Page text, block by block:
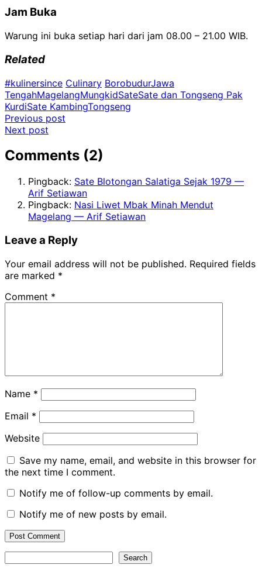
Jam Buka
Warung ini buka setiap hari dari jam 08.00 – 21.00 WIB.
Related
#kulinersince Culinary BorobudurJawa
TengahMagelangMungkidSateSate dan Tongseng Pak
KurdiSate KambingTongseng
Post
navigation
Previous post
Next post
Comments (2)
Pingback: Sate Blotongan Salatiga Sejak 1979 —
Arif Setiawan
Pingback: Nasi Liwet Mbak Minah Mendut
Magelang — Arif Setiawan
Leave a Reply
Your email address will not be published. Required fields
are marked *
Comment *
Name *
Email *
Website
Save my name, email, and website in this browser for
the next time I comment.
Notify me of follow-up comments by email.
Notify me of new posts by email.
Search